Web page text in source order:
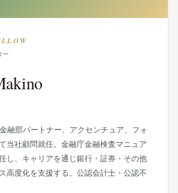
ー
融部パートナー、アクセンチュア、フォ
当社顧問就任。金融庁金融検査マニュア
し、キャリアを通じ銀行・証券・その他
高度化を支援する。公認会計士・公認不